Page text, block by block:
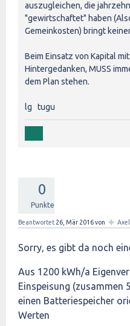
auszugleichen, die
"gewirtschaftet" haben
Gemeinkosten) bringt
Beim Einsatz von Kapital
Hintergedanken, MUSS
dem Plan stehen.
lg tugu
0
Punkte
Beantwortet 26, Mär 2016von ✦
Sorry, es gibt da noch
Aus 1200 kWh/a
Einspeisung (zusammen
einen Batteriespeicher
Werten